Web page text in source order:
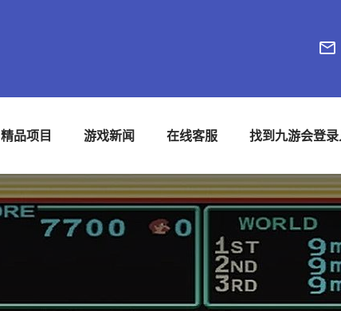
精品项目 游戏新闻 在线客服 找到九游会登